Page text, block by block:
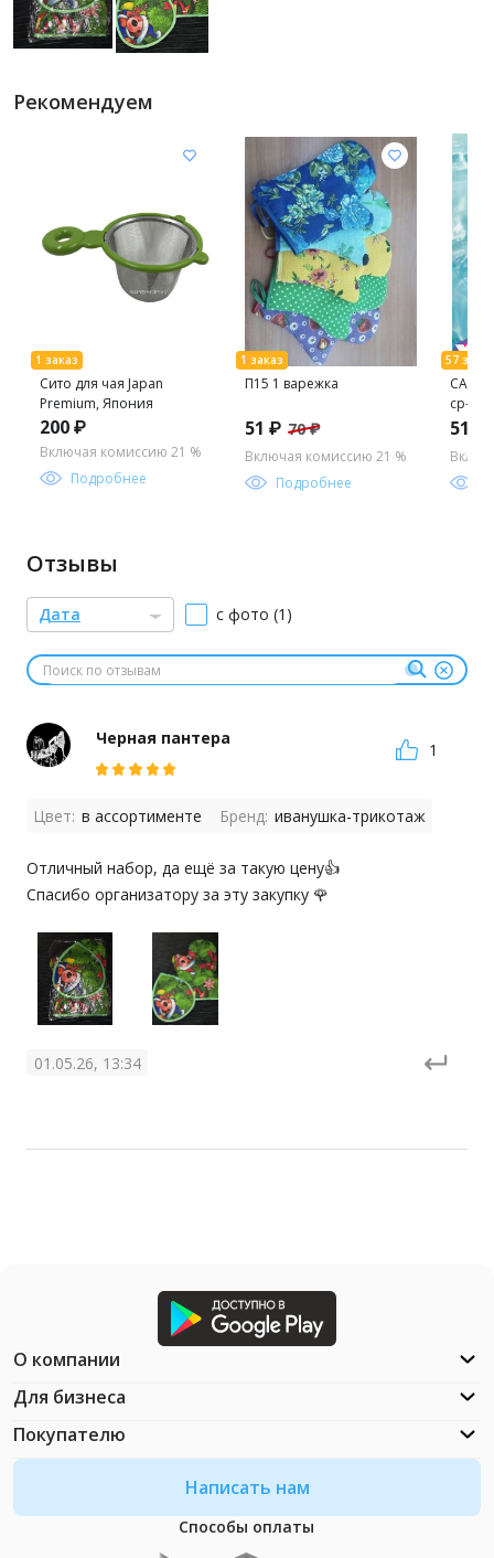
Рекомендуем
Сито для чая Japan
Premium, Япония
200 ₽
Включая комиссию 21 %
Подробнее
П15 1 варежка
51 ₽ 70 ₽
Включая комиссию 21 %
Подробнее
ср-во
51 ₽
Отзывы
Дата с фото (1)
Черная пантера
1
Цвет: в ассортименте Бренд: иванушка-трикотаж
Отличный набор, да ещё за такую цену👍
Спасибо организатору за эту закупку 🌹
01.05.26, 13:34
Написать нам
Способы оплаты
О компании
Для бизнеса
Покупателю